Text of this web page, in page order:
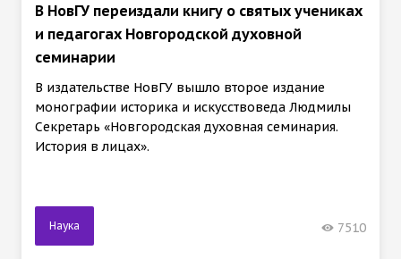
В НовГУ переиздали книгу о святых учениках
и педагогах Новгородской духовной
семинарии
В издательстве НовГУ вышло второе издание
монографии историка и искусствоведа Людмилы
Секретарь «Новгородская духовная семинария.
История в лицах».
Наука 7510